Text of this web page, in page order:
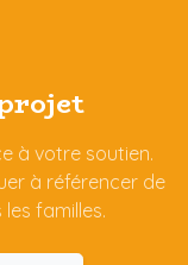
à votre soutien.
à référencer de
familles.